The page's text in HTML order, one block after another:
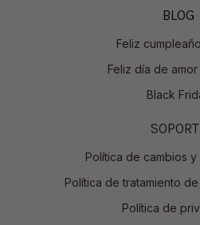
BLOG
Feliz
Feliz día de
Black
Política de cambios
Política de tratamiento
Política de